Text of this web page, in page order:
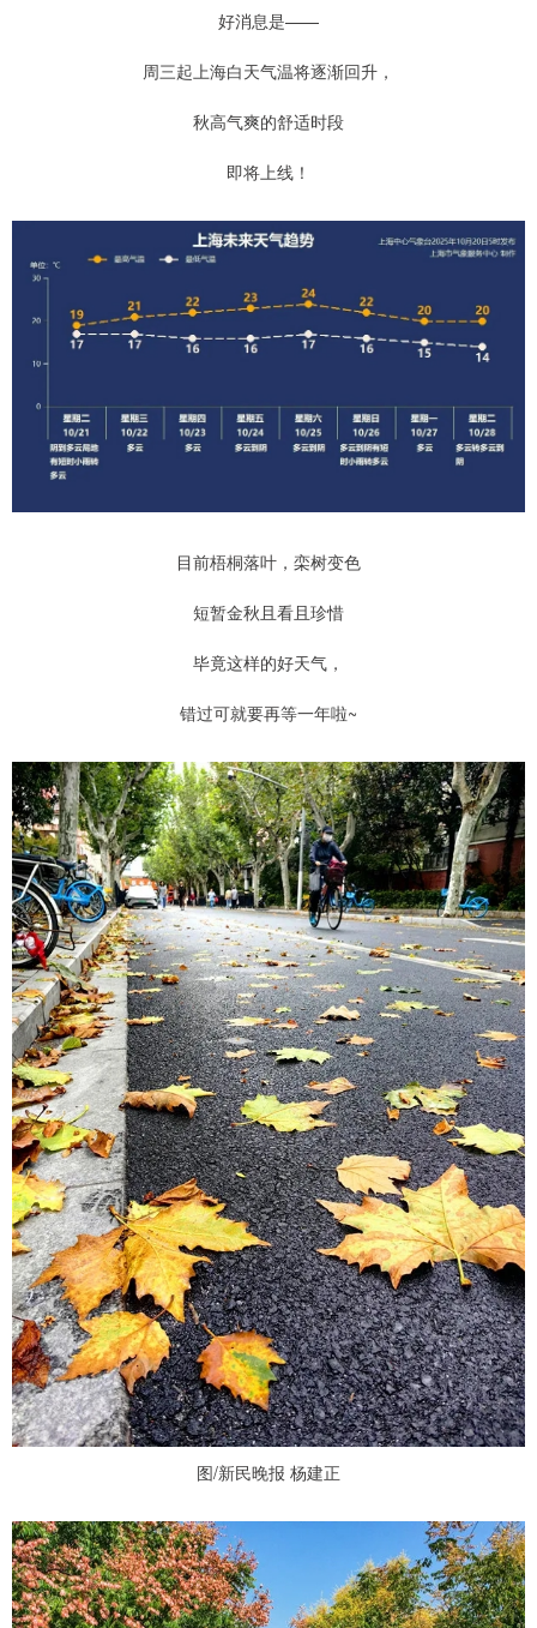
好消息是——
周三起上海白天气温将逐渐回升，
秋高气爽的舒适时段
即将上线！
目前梧桐落叶，栾树变色
短暂金秋且看且珍惜
毕竟这样的好天气，
错过可就要再等一年啦~
图/新民晚报 杨建正